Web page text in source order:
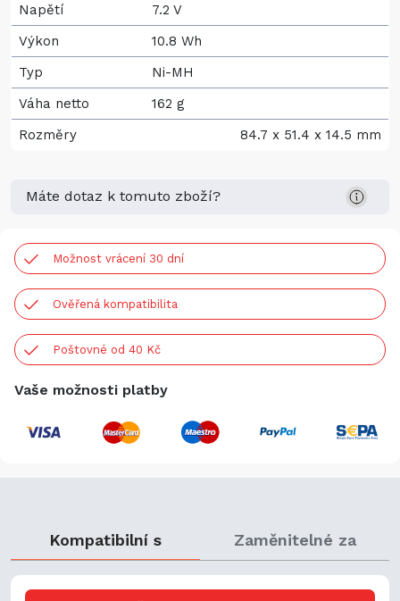
Napětí
7.2 V
Výkon
10.8 Wh
Typ
Ni-MH
Váha netto
162 g
Rozměry
84.7 x 51.4 x 14.5 mm
Máte dotaz k tomuto zboží?
Možnost vrácení 30 dní
Ověřená kompatibilita
Poštovné od 40 Kč
Vaše možnosti platby
Kompatibilní s Zaměnitelné za